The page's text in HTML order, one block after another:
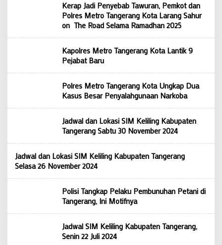
Kerap Jadi Penyebab Tawuran, Pemkot dan
Polres Metro Tangerang Kota Larang Sahur
on The Road Selama Ramadhan 2025
Kapolres Metro Tangerang Kota Lantik 9
Pejabat Baru
Polres Metro Tangerang Kota Ungkap Dua
Kasus Besar Penyalahgunaan Narkoba
Jadwal dan Lokasi SIM Keliling Kabupaten
Tangerang Sabtu 30 November 2024
Jadwal dan Lokasi SIM Keliling Kabupaten Tangerang
Selasa 26 November 2024
Polisi Tangkap Pelaku Pembunuhan Petani di
Tangerang, Ini Motifnya
Jadwal SIM Keliling Kabupaten Tangerang,
Senin 22 Juli 2024